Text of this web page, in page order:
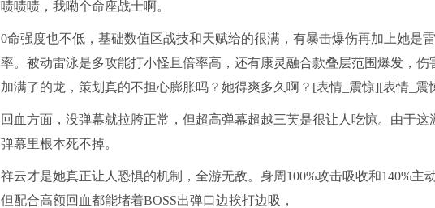
啧啧啧，我嘞个命座战士啊。
0命强度也不低，基础数值区战技和天赋给的很满，有暴击爆伤再加上她是
率。被动雷泳是多攻能打小怪且倍率高，还有康灵融合款叠层范围爆发，
加满了的龙，策划真的不担心膨胀吗？她得爽多久啊？[表情_震惊][表情_震
回血方面，没弹幕就拉胯正常，但超高弹幕超越三芙是很让人吃惊。由于
弹幕里根本死不掉。
祥云才是她真正让人恐惧的机制，全游无敌。身周100%攻击吸收和140%
但配合高额回血都能堵着BOSS出弹口边挨打边吸，